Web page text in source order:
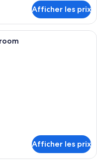
Afficher les prix
chambre à coucher avec un lit,
Afficher les prix